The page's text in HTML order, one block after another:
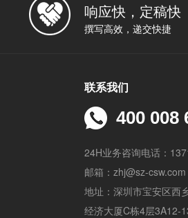
响应快，定稿快
撰写高效，递交快捷
联系我们
400 008
24H业务咨询电话：
邮箱：zhj@sz-csw.com
地址：深圳市宝安区西
经济大厦C栋4层3A12-